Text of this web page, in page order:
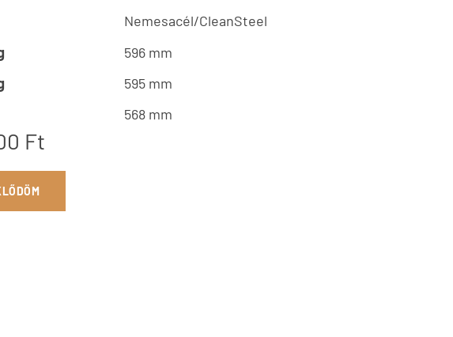
Nemesacél/CleanSteel
596 mm
595 mm
568 mm
Ft